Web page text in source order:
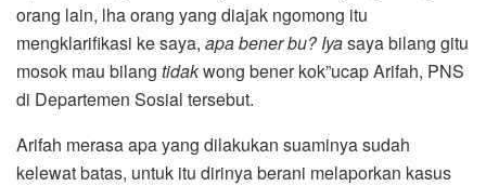
orang lain, lha orang yang diajak ngomong itu
mengklarifikasi ke saya, apa bener bu? Iyasaya bilang gitu
mosok mau bilang tidakwong bener kok”ucap Arifah, PNS
di Departemen Sosial tersebut.
Arifah merasa apa yang dilakukan suaminya sudah
kelewat batas, untuk itu dirinya berani melaporkan kasus